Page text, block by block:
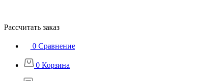
Рассчитать заказ
0 Сравнение
0 Корзина